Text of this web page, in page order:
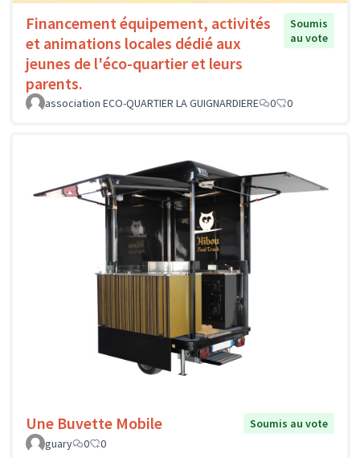
Financement équipement, activités
et animations locales dédié aux
jeunes de l'éco-quartier et leurs
parents.
Soumis
au vote
association ECO-QUARTIER LA GUIGNARDIERE 0 0
Une Buvette Mobile
Soumis au vote
guary
0 0